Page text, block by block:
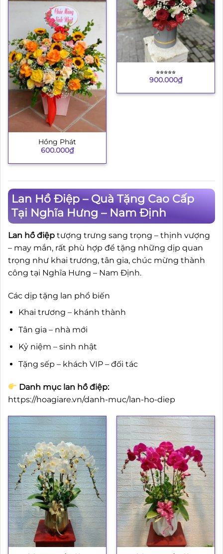
Hồng Phát
600.000₫
⭐︎⭐︎⭐︎⭐︎⭐︎
900.000₫
Lan Hồ Điệp – Quà Tặng Cao Cấp
Tại Nghĩa Hưng – Nam Định
Lan hồ điệp tượng trưng sang trọng – thịnh vượng
– may mắn, rất phù hợp để tặng những dịp quan
trọng như khai trương, tân gia, chúc mừng thành
công tại Nghĩa Hưng – Nam Định.
Các dịp tặng lan phổ biến
Khai trương – khánh thành
Tân gia – nhà mới
Kỷ niệm – sinh nhật
Tặng sếp – khách VIP – đối tác
Danh mục lan hồ điệp:
https://hoagiare.vn/danh-muc/lan-ho-diep